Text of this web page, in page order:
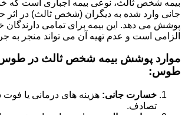
بیمه شخص ثالث، نوعی بیمه اجباری است که
جانی وارد شده به دیگران (شخص ثالث) در اثر
پوشش می دهد. این بیمه برای تمامی دارندگان
الزامی است و عدم تهیه آن می تواند منجر به
موارد پوشش بیمه شخص ثالث در
طوس:
خسارت جانی: هزینه های درمانی یا
تصادف.